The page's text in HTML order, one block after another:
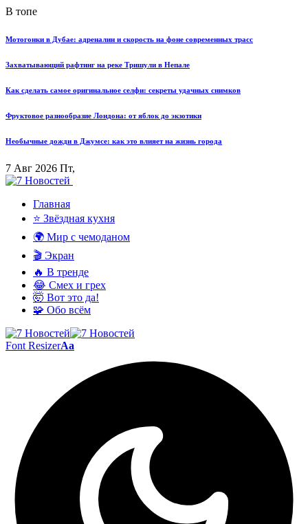
В топе
Мотогонки в Дубае: адреналин и скорость на фоне современных трасс
Захватывающий рафтинг на реке Тришули в Непале
Как сделать самое оригинальное селфи: секреты удачных снимков
Фруктовое разнообразие Лондона: от яблок до экзотики
Необычные дожди в Джумсе: как это влияет на жизнь города
7 Авг 2026 Пт,
Главная
⭐ Звёздная кухня
🌍 Мир с чемоданом
🎬 Экран
🔥 В тренде
😂 Смех и грех
🤯 Вот это да!
🧩 Обо всём
Font ResizerAa